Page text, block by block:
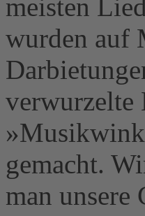
meisten
wurden auf
verwurzelte
gemacht.
man unsere